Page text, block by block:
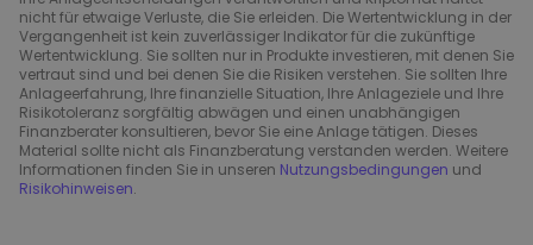
nicht für etwaige Verluste, die Sie erleiden. Die Wertentwicklung in der
Vergangenheit ist kein zuverlässiger Indikator für die zukünftige
Wertentwicklung. Sie sollten nur in Produkte investieren, mit denen Sie
vertraut sind und bei denen Sie die Risiken verstehen. Sie sollten Ihre
Anlageerfahrung, Ihre finanzielle Situation, Ihre Anlageziele und Ihre
Risikotoleranz sorgfältig abwägen und einen unabhängigen
Finanzberater konsultieren, bevor Sie eine Anlage tätigen. Dieses
Material sollte nicht als Finanzberatung verstanden werden. Weitere
Informationen finden Sie in unseren Nutzungsbedingungen und
Risikohinweisen.